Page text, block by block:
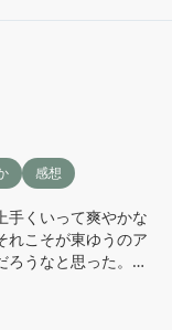
感想
手くいって爽やかな
れこそが東ゆうのア
ろうなと思った。崩